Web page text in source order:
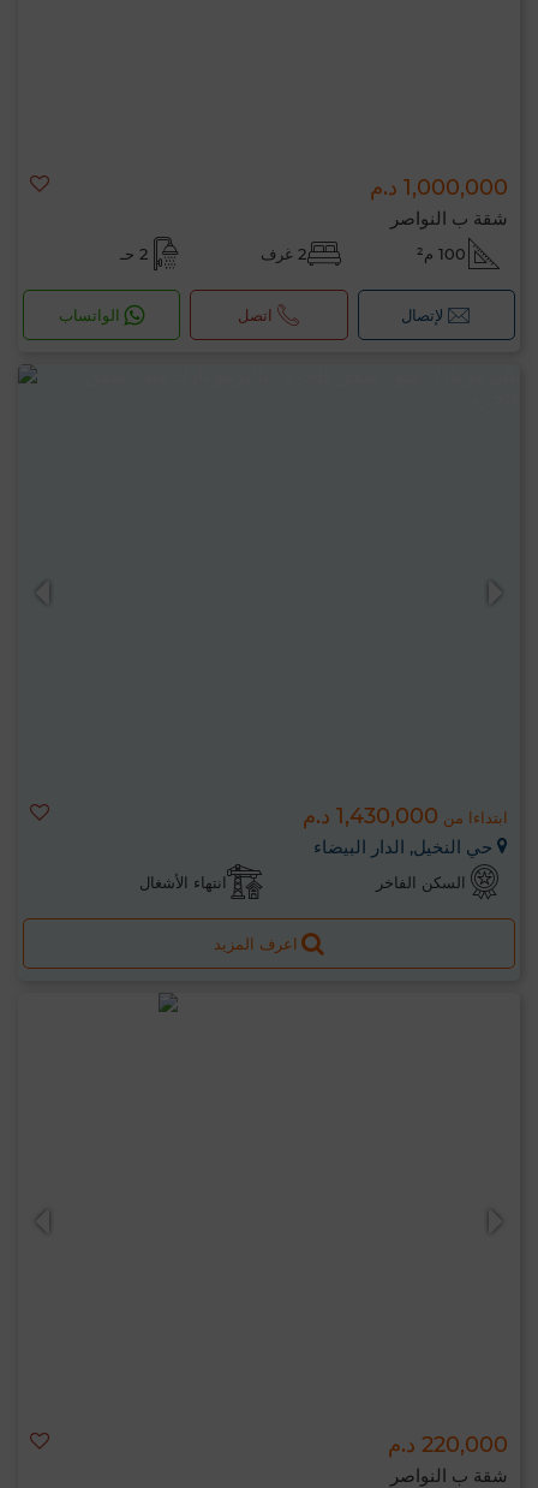
1,000,000 د.م
شقة ب النواصر
100 م² 2 غرف 2 حـ
لإتصال اتصل الواتساب
ابتداءا من 1,430,000 د.م
حي النخيل, الدار البيضاء
السكن الفاخر انتهاء الأشغال
اعرف المزيد
220,000 د.م
شقة ب النواصر